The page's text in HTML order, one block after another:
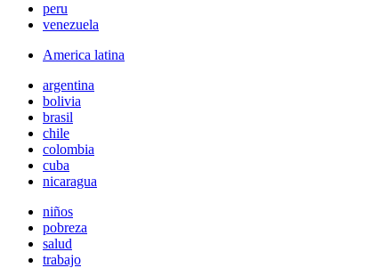
peru
venezuela
America latina
argentina
bolivia
brasil
chile
colombia
cuba
nicaragua
niños
pobreza
salud
trabajo